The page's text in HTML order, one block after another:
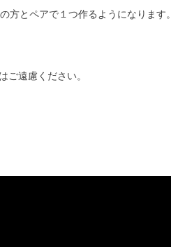
方とペアで１つ作るようになります。
ご遠慮ください。